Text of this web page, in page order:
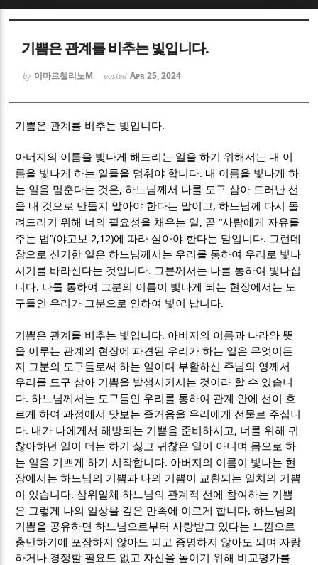
기쁨은 관계를 비추는 빛입니다.
by 이마르첼리노M posted Apr 25, 2024
기쁨은 관계를 비추는 빛입니다.
아버지의 이름을 빛나게 해드리는 일을 하기 위해서는 내 이
름을 빛나게 하는 일들을 멈춰야 합니다. 내 이름을 빛나게 하
는 일을 멈춘다는 것은,하느님께서 나를 도구 삼아 드러난 선
을 내 것으로 만들지 말아야 한다는 말이고,하느님께 다시 돌
려드리기 위해 너의 필요성을 채우는 일, 곧“사람에게 자유를
주는 법”(야고보 2,12)에 따라 살아야 한다는 말입니다. 그런데
참으로 신기한 일은 하느님께서는 우리를 통하여 우리로 빛나
시기를 바라신다는 것입니다. 그분께서는 나를 통하여 빛나십
니다. 나를 통하여 그분의 이름이 빛나게 되는 현장에서는 도
구들인 우리가 그분으로 인하여 빛이 납니다.
기쁨은 관계를 비추는 빛입니다. 아버지의 이름과 나라와 뜻
을 이루는 관계의 현장에 파견된 우리가 하는 일은 무엇이든
지 그분의 도구들로써 하는 일이며 부활하신 주님의 영께서
우리를 도구 삼아 기쁨을 발생시키시는 것이라 할 수 있습니
다.하느님께서는 도구들인 우리를 통하여 관계 안에 선이 흐
르게 하여 과정에서 맛보는 즐거움을 우리에게 선물로 주십니
다. 내가 나에게서 해방되는 기쁨을 준비하시고, 너를 위해 귀
찮아하던 일이 더는 하기 싫고 귀찮은 일이 아니며 몸으로 하
는 일을 기쁘게 하기 시작합니다. 아버지의 이름이 빛나는 현
장에서는 하느님의 기쁨과 나의 기쁨이 교환되는 일치의 기쁨
이 있습니다.삼위일체 하느님의 관계적 선에 참여하는 기쁨
은 그렇게 나의 일상을 깊은 만족에 이르게 합니다.하느님의
기쁨을 공유하면 하느님으로부터 사랑받고 있다는 느낌으로
충만하기에 포장하지 않아도 되고 증명하지 않아도 되며 자랑
하거나 경쟁할 필요도 없고 자신을 높이기 위해 비교평가를
Sketchbook5, 스케치북5
Sketchbook5, 스케치북5
Sketchbook5, 스케치북5
Sketchbook5, 스케치북5